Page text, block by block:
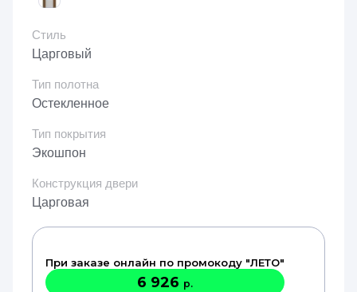
Стиль
Царговый
Тип полотна
Остекленное
Тип покрытия
Экошпон
Конструкция двери
Царговая
При заказе онлайн по промокоду "ЛЕТО"
6 926 р.